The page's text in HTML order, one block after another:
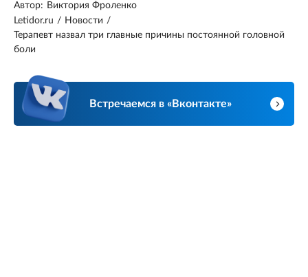
Автор: Виктория Фроленко
Letidor.ru / Новости /
Терапевт назвал три главные причины постоянной головной
боли
Встречаемся в «Вконтакте»